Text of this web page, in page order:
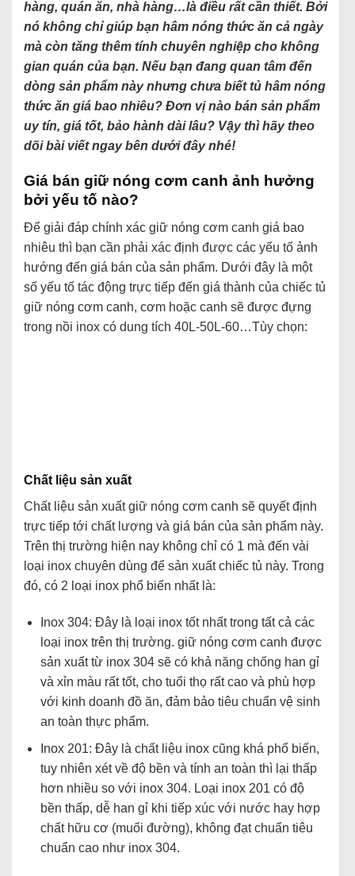
hàng, quán ăn, nhà hàng…là điều rất cần thiết. Bởi
nó không chỉ giúp bạn hâm nóng thức ăn cả ngày
mà còn tăng thêm tính chuyên nghiệp cho không
gian quán của bạn. Nếu bạn đang quan tâm đến
dòng sản phẩm này nhưng chưa biết tủ hâm nóng
thức ăn giá bao nhiêu? Đơn vị nào bán sản phẩm
uy tín, giá tốt, bảo hành dài lâu? Vậy thì hãy theo
dõi bài viết ngay bên dưới đây nhé!
Giá bán giữ nóng cơm canh ảnh hưởng
bởi yếu tố nào?
Để giải đáp chính xác giữ nóng cơm canh giá bao
nhiêu thì bạn cần phải xác định được các yếu tố ảnh
hướng đến giá bán của sản phẩm. Dưới đây là một
số yếu tố tác động trực tiếp đến giá thành của chiếc tủ
giữ nóng cơm canh, cơm hoặc canh sẽ được đựng
trong nồi inox có dung tích 40L-50L-60…Tùy chọn:
Chất liệu sản xuất
Chất liệu sản xuất giữ nóng cơm canh sẽ quyết định
trực tiếp tới chất lượng và giá bán của sản phẩm này.
Trên thị trường hiện nay không chỉ có 1 mà đến vài
loại inox chuyên dùng để sản xuất chiếc tủ này. Trong
đó, có 2 loại inox phổ biến nhất là:
Inox 304: Đây là loại inox tốt nhất trong tất cả các
loại inox trên thị trường. giữ nóng cơm canh được
sản xuất từ inox 304 sẽ có khả năng chống han gỉ
và xỉn màu rất tốt, cho tuổi thọ rất cao và phù hợp
với kinh doanh đồ ăn, đảm bảo tiêu chuẩn vệ sinh
an toàn thực phẩm.
Inox 201: Đây là chất liệu inox cũng khá phổ biến,
tuy nhiên xét về độ bền và tính an toàn thì lại thấp
hơn nhiều so với inox 304. Loại inox 201 có độ
bền thấp, dễ han gỉ khi tiếp xúc với nước hay hợp
chất hữu cơ (muối đường), không đạt chuẩn tiêu
chuẩn cao như inox 304.